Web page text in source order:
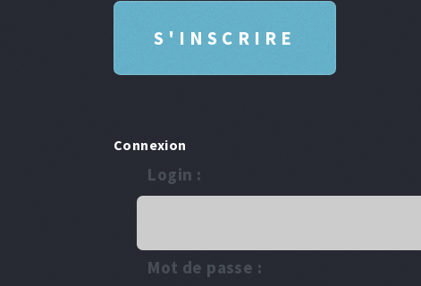
Connexion
Login :
Mot de passe :